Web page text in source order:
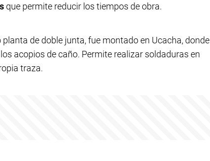
que permite reducir los tiempos de obra.
de doble junta, fue montado en Ucacha, donde
acopios de caño. Permite realizar soldaduras en
traza.